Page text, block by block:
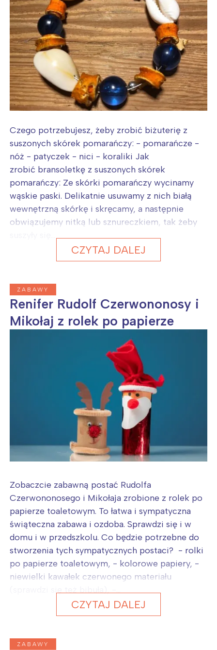
Czego potrzebujesz, żeby zrobić biżuterię z
suszonych skórek pomarańczy: - pomarańcze -
nóż - patyczek - nici - koraliki Jak
zrobić bransoletkę z suszonych skórek
pomarańczy: Ze skórki pomarańczy wycinamy
wąskie paski. Delikatnie usuwamy z nich białą
wewnętrzną skórkę i skręcamy, a następnie
obwiązujemy nitką lub sznureczkiem, tak żeby
CZYTAJ DALEJ
ZABAWY
Renifer Rudolf Czerwononosy i
Mikołaj z rolek po papierze
Zobaczcie zabawną postać Rudolfa
Czerwononosego i Mikołaja zrobione z rolek po
papierze toaletowym. To łatwa i sympatyczna
świąteczna zabawa i ozdoba. Sprawdzi się i w
domu i w przedszkolu. Co będzie potrzebne do
stworzenia tych sympatycznych postaci? - rolki
po papierze toaletowym, - kolorowe papiery, -
niewielki kawałek czerwonego materiału
CZYTAJ DALEJ
ZABAWY
Warszawa
Łódź
Trójmiasto
Poznań
Wrocław
Śląsk
Kraków
Południe
Północ
Wszystkie
Wybieram